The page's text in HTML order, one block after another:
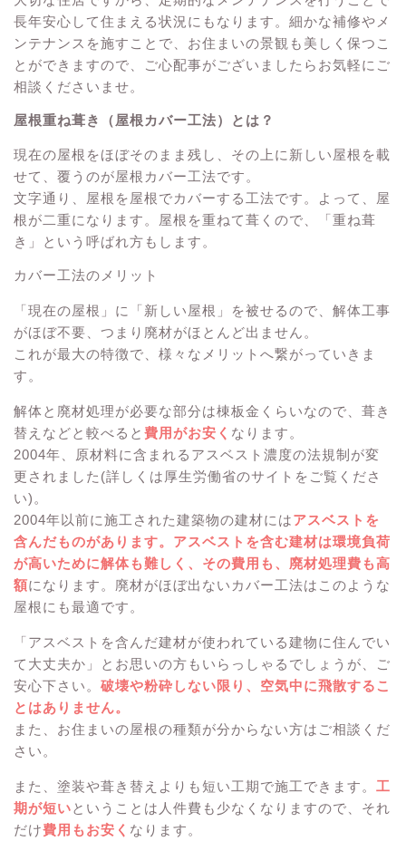
長年安心して住まえる状況にもなります。細かな補修やメ
ンテナンスを施すことで、お住まいの景観も美しく保つこ
とができますので、ご心配事がございましたらお気軽にご
相談くださいませ。
屋根重ね葺き（屋根カバー工法）とは？
現在の屋根をほぼそのまま残し、その上に新しい屋根を載
せて、覆うのが屋根カバー工法です。
文字通り、屋根を屋根でカバーする工法です。よって、屋
根が二重になります。屋根を重ねて葺くので、「重ね葺
き」という呼ばれ方もします。
カバー工法のメリット
「現在の屋根」に「新しい屋根」を被せるので、解体工事
がほぼ不要、つまり廃材がほとんど出ません。
これが最大の特徴で、様々なメリットへ繋がっていきま
す。
解体と廃材処理が必要な部分は棟板金くらいなので、葺き
替えなどと較べると 費用がお安く なります。
2004年、原材料に含まれるアスベスト濃度の法規制が変
更されました(詳しくは厚生労働省のサイトをご覧くださ
い)。
2004年以前に施工された建築物の建材にはアスベストを
含んだものがあります。アスベストを含む建材は環境負荷
が高いために解体も難しく、その費用も、廃材処理費も高
額になります。廃材がほぼ出ないカバー工法はこのような
屋根にも最適です。
「アスベストを含んだ建材が使われている建物に住んでい
て大丈夫か」とお思いの方もいらっしゃるでしょうが、ご
安心下さい。 破壊や粉砕しない限り、空気中に飛散するこ
とはありません。
また、お住まいの屋根の種類が分からない方はご相談くだ
さい。
また、塗装や葺き替えよりも短い工期で施工できます。 工
期が短いということは人件費も少なくなりますので、それ
だけ費用もお安く なります。